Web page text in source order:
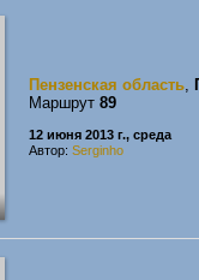
Пензенская область,
Маршрут 89
12 июня 2013 г., среда
Автор: Serginho